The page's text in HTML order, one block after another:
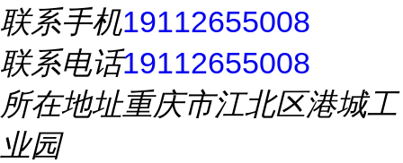
联系手机19112655008
联系电话19112655008
所在地址重庆市江北区港城工
业园